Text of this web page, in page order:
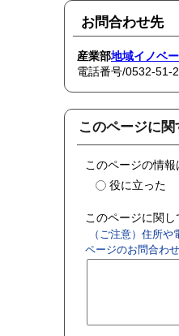
お問合わせ先
産業部地域イノベ
電話番号/0532-51-
このページに
このページの情
役に立った
このページに関
（ご注意）住所
ページのお問合わ